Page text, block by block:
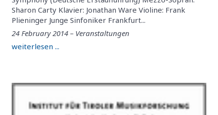
Sharon Carty Klavier: Jonathan Ware Violine: Frank
Plieninger Junge Sinfoniker Frankfurt...
24 February 2014 – Veranstaltungen
weiterlesen ...